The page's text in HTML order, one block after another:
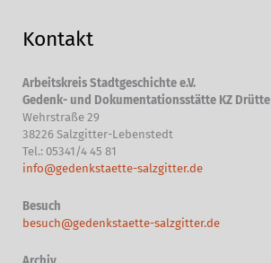
Kontakt
Arbeitskreis Stadtgeschichte e.V.
Gedenk- und Dokumentationsstätte KZ Drütte
Wehrstraße 29
38226 Salzgitter-Lebenstedt
Tel.: 05341/4 45 81
info@gedenkstaette-salzgitter.de
Besuch
besuch@gedenkstaette-salzgitter.de